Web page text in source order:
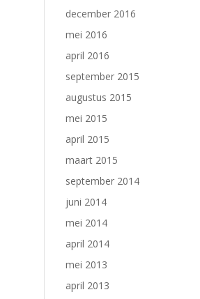
december 2016
mei 2016
april 2016
september 2015
augustus 2015
mei 2015
april 2015
maart 2015
september 2014
juni 2014
mei 2014
april 2014
mei 2013
april 2013